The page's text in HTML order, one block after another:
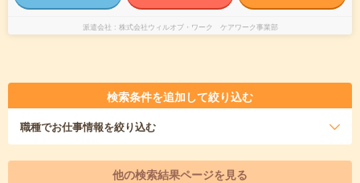
派遣会社 株式会社ウィルオブ・ワーク ケアワーク事業部
検索条件を追加して絞り込む
職種でお仕事情報を絞り込む
他の検索結果ページを見る